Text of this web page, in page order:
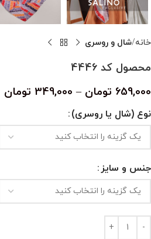
خانه شال و روسری
محصول کد 4446
659,000 تومان –
349,000 تومان
نوع (شال یا روسری)
جنس و سایز